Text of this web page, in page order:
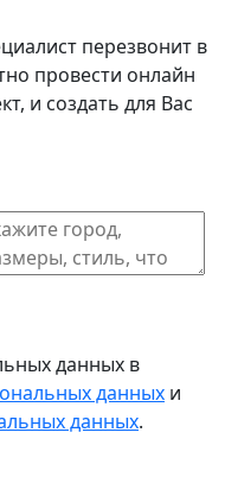
перезвонит в
провести онлайн
и создать для Вас
данных в
данных и
данных.